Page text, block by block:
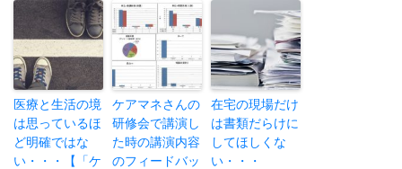
医療と生活の境
は思っているほ
ど明確ではな
い・・・【「ケ
ケアマネさんの
研修会で講演し
た時の講演内容
のフィードバッ
在宅の現場だけ
は書類だらけに
してほしくな
い・・・